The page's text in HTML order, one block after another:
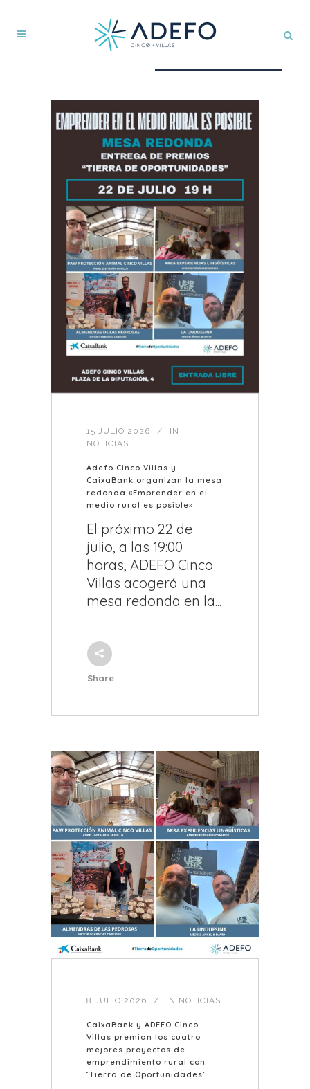
15 JULIO 2026
IN
NOTICIAS
Adefo Cinco Villas y
CaixaBank organizan la mesa
redonda «Emprender en el
medio rural es posible»
El próximo 22 de
julio, a las 19:00
horas, ADEFO Cinco
Villas acogerá una
mesa redonda en la...
Share
8 JULIO 2026 IN NOTICIAS
CaixaBank y ADEFO Cinco
Villas premian los cuatro
mejores proyectos de
emprendimiento rural con
‘Tierra de Oportunidades’